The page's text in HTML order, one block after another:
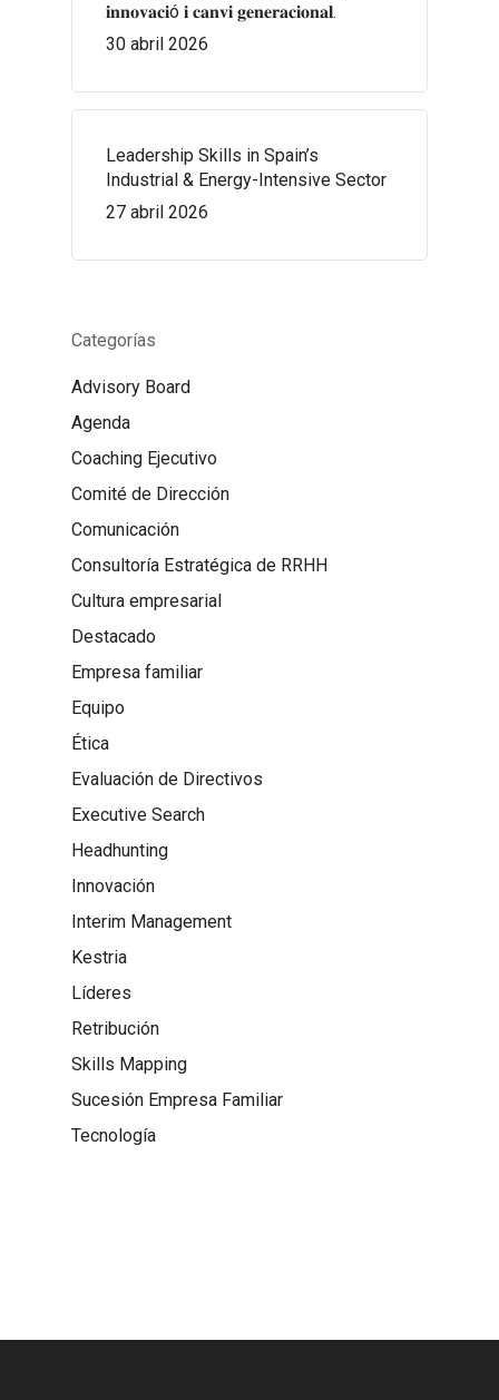
𝐢𝐧𝐧𝐨𝐯𝐚𝐜𝐢ó 𝐢 𝐜𝐚𝐧𝐯𝐢 𝐠𝐞𝐧𝐞𝐫𝐚𝐜𝐢𝐨𝐧𝐚𝐥.
30 abril 2026
Leadership Skills in Spain’s
Industrial & Energy-Intensive Sector
27 abril 2026
Categorías
Advisory Board
Agenda
Coaching Ejecutivo
Comité de Dirección
Comunicación
Consultoría Estratégica de RRHH
Cultura empresarial
Destacado
Empresa familiar
Equipo
Ética
Evaluación de Directivos
Executive Search
Headhunting
Innovación
Interim Management
Kestria
Líderes
Retribución
Skills Mapping
Sucesión Empresa Familiar
Tecnología